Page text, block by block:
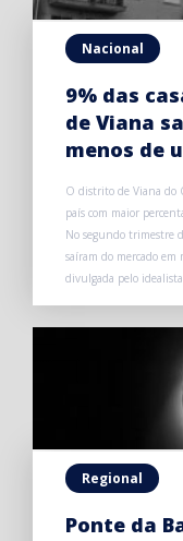
Nacional
9% das
de Viana
menos de
O distrito de Viana do
país com maior
No segundo trimestre
saíram do mercado
divulgada pelo
Regional
Ponte da